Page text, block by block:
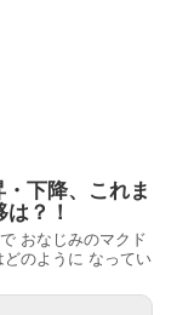
下降、これま
？！
おなじみのマクド
のように なってい